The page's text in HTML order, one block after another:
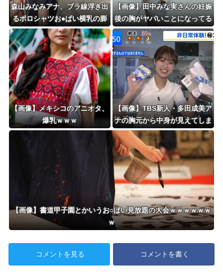
森山みなみアナ、ブラ線浮き出
るポロシャツお●ぱい横乳の膨
らみ最高！
【画像】田中みな実さんの妊娠
後の胸がヤバいことになってる
【画像】メキシコのアニオタ、
爆乳ｗｗｗ
【画像】TBS新人・多田成美ア
ナの胸元から中身が見えてしま
う
【画像】書道甲子園とかいうお○ぱい見放題の大会ｗｗｗｗｗｗ
ｗ
コメントを見る コメントを書く